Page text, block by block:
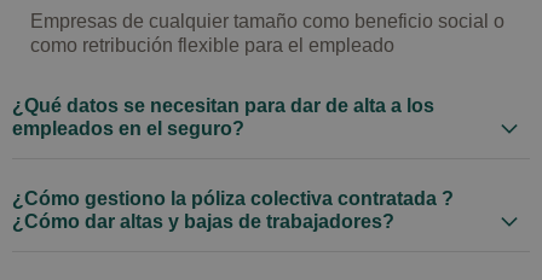
Empresas de cualquier tamaño como beneficio social o
como retribución flexible para el empleado
¿Qué datos se necesitan para dar de alta a los
empleados en el seguro?
¿Cómo gestiono la póliza colectiva contratada ?
¿Cómo dar altas y bajas de trabajadores?